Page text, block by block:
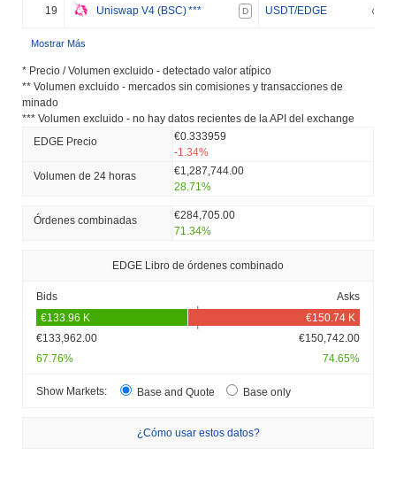
19 Uniswap V4 (BSC)*** D USDT/EDGE
Mostrar Más
* Precio / Volumen excluido - detectado valor atípico
** Volumen excluido - mercados sin comisiones y transacciones de
minado
*** Volumen excluido - no hay datos recientes de la API del exchange
EDGE Precio
€0.333959
-1.34%
Volumen de 24 horas
€1,287,744.00
28.71%
Órdenes combinadas
€284,705.00
71.34%
EDGE Libro de órdenes combinado
Bids Asks
€133,962.00
€150,742.00
67.76%
74.65%
Show Markets: Base and Quote Base only
¿Cómo usar estos datos?